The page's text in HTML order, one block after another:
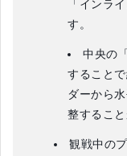
「インラ
す。
中央の
すること
ダーから
整すること
観戦中の